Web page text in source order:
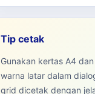
Tip cetak
Gunakan kertas A4
warna latar dalam
grid dicetak dengan